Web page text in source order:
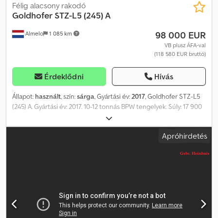
Almelo 1 085 km
Félig alacsony rakodó
Goldhofer STZ-L5 (245) A
98 000 EUR
VB plusz ÁFA-val
(118 580 EUR bruttó)
Érdeklődni Hívás
Állapot: használt, szín:sárga, Gyártási év:2017, Goldhofer STZ-L5
(245) A. Gyártási év: 2017. 10-12 tonnás BPW tengelyek. Súly: 17 900
kg. Teherbírás: 52 100 kg. Maximális súly: 70 000 kg. Vonófej
terhelése: 20 000 kg. 8,10 méterrel bővíthető. A pótkocsi
hidraulikus rendszere a teherautó hidraulikus rendszeréhez van
Magasság: 900 mm. Gumiabroncsok: 245/70R17,5, 60-90%-os
állapotban. Német pótkocsi! Dodpozn Nchefx Adqock Kiváló
Apróhirdetés